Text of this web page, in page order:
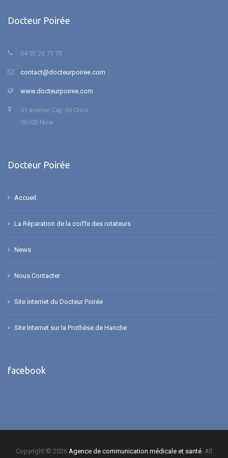
Docteur Poirée
04 92 26 71 73
contact@docteurpoiree.com
www.docteurpoiree.com
51 avenue Cap de Croix
06100 Nice
Docteur Poirée
Accueil
La Réparation de la coiffe des rotateurs
News
Nous Contacter
Site internet du Docteur Poirée
Site Internet sur la Prothèse de Hanche
facebook
Copyright © 2026 Agence de communication médicale et santé . All